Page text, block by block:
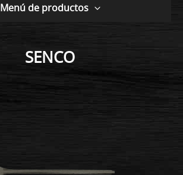
Menú de productos
SENCO